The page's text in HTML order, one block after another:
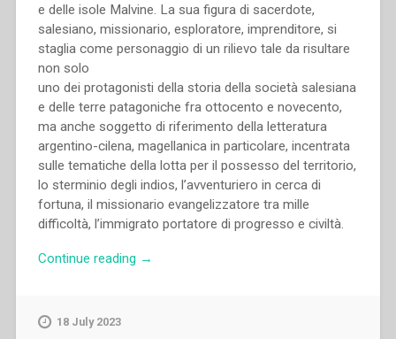
e delle isole Malvine. La sua figura di sacerdote,
salesiano, missionario, esploratore, imprenditore, si
staglia come personaggio di un rilievo tale da risultare
non solo
uno dei protagonisti della storia della società salesiana
e delle terre patagoniche fra ottocento e novecento,
ma anche soggetto di riferimento della letteratura
argentino-cilena, magellanica in particolare, incentrata
sulle tematiche della lotta per il possesso del territorio,
lo sterminio degli indios, l’avventuriero in cerca di
fortuna, il missionario evangelizzatore tra mille
difficoltà, l’immigrato portatore di progresso e civiltà.
Continue reading “Francesco
→
18 July 2023